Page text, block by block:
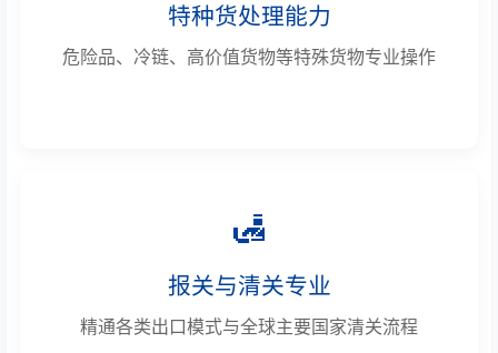
特种货处理能力
危险品、冷链、高价值货物等特殊货物专业操作
🛃
报关与清关专业
精通各类出口模式与全球主要国家清关流程